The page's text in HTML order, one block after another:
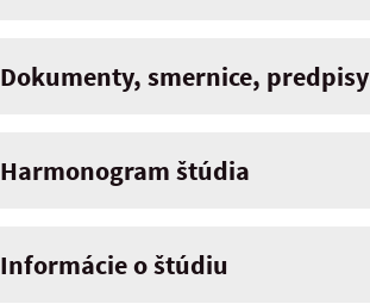
Dokumenty, smernice, predpisy
Harmonogram štúdia
Informácie o štúdiu